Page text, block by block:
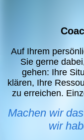
Auf Ihrem
Sie gerne
gehen: Ihre
klären, Ihre
zu erreichen.
Machen wir
wir